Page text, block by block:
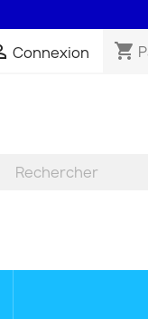
par la Poste .
Connexion shopping_cart